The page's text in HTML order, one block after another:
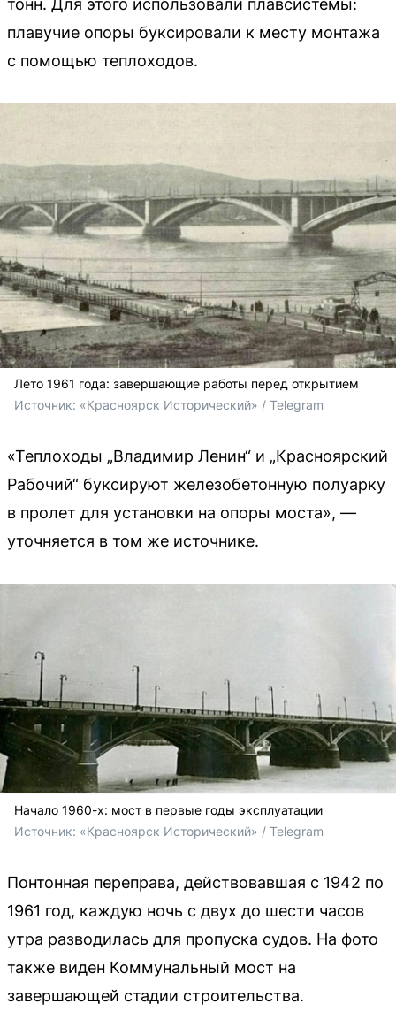
тонн. Для этого использовали плавсистемы:
плавучие опоры буксировали к месту монтажа
с помощью теплоходов.
Лето 1961 года: завершающие работы перед открытием
Источник: «Красноярск Исторический» / Telegram
«Теплоходы „Владимир Ленин“ и „Красноярский
Рабочий“ буксируют железобетонную полуарку
в пролет для установки на опоры моста», —
уточняется в том же источнике.
Начало 1960-х: мост в первые годы эксплуатации
Источник: «Красноярск Исторический» / Telegram
Понтонная переправа, действовавшая с 1942 по
1961 год, каждую ночь с двух до шести часов
утра разводилась для пропуска судов. На фото
также виден Коммунальный мост на
завершающей стадии строительства.